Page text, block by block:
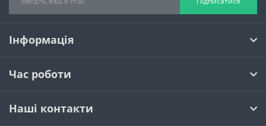
Інформація
Час роботи
Наші контакти